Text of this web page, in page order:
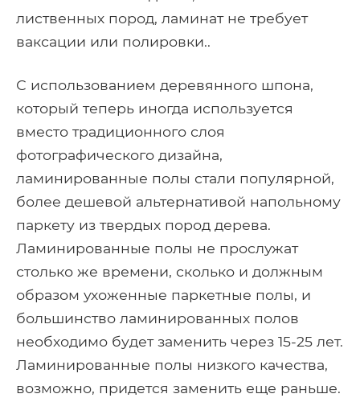
лиственных пород, ламинат не требует
ваксации или полировки..
С использованием деревянного шпона,
который теперь иногда используется
вместо традиционного слоя
фотографического дизайна,
ламинированные полы стали популярной,
более дешевой альтернативой напольному
паркету из твердых пород дерева.
Ламинированные полы не прослужат
столько же времени, сколько и должным
образом ухоженные паркетные полы, и
большинство ламинированных полов
необходимо будет заменить через 15-25 лет.
Ламинированные полы низкого качества,
возможно, придется заменить еще раньше.